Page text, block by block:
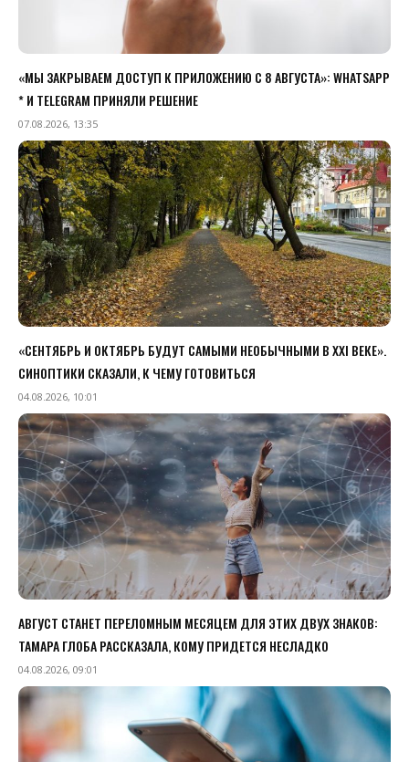
«МЫ ЗАКРЫВАЕМ ДОСТУП К ПРИЛОЖЕНИЮ C 8 АВГУСТА»: WHATSAPP
* И TELEGRAM ПРИНЯЛИ РЕШЕНИЕ
07.08.2026, 13:35
«СЕНТЯБРЬ И ОКТЯБРЬ БУДУТ САМЫМИ НЕОБЫЧНЫМИ В XXI ВЕКЕ».
СИНОПТИКИ СКАЗАЛИ, К ЧЕМУ ГОТОВИТЬСЯ
04.08.2026, 10:01
АВГУСТ СТАНЕТ ПЕРЕЛОМНЫМ МЕСЯЦЕМ ДЛЯ ЭТИХ ДВУХ ЗНАКОВ:
ТАМАРА ГЛОБА РАССКАЗАЛА, КОМУ ПРИДЕТСЯ НЕСЛАДКО
04.08.2026, 09:01